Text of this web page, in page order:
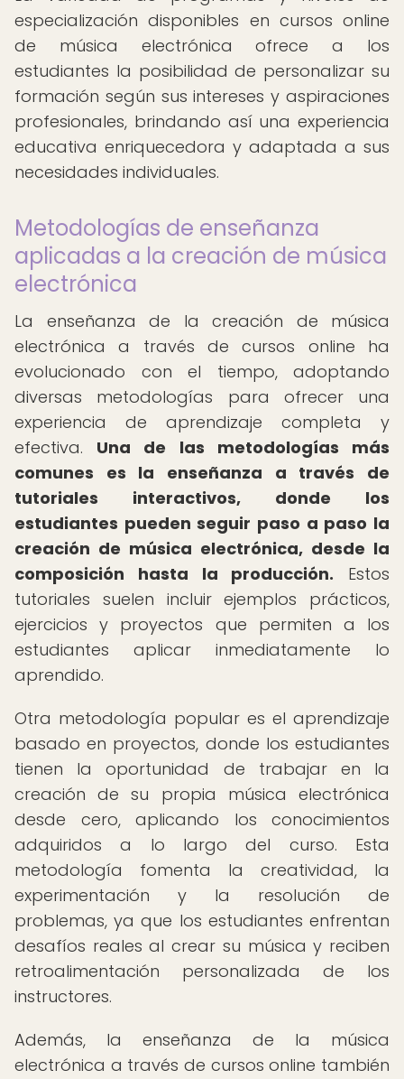
especialización disponibles en cursos online
de música electrónica ofrece a los
estudiantes la posibilidad de personalizar su
formación según sus intereses y aspiraciones
profesionales, brindando así una experiencia
educativa enriquecedora y adaptada a sus
necesidades individuales.
Metodologías de enseñanza
aplicadas a la creación de música
electrónica
La enseñanza de la creación de música
electrónica a través de cursos online ha
evolucionado con el tiempo, adoptando
diversas metodologías para ofrecer una
experiencia de aprendizaje completa y
efectiva. Una de las metodologías más
comunes es la enseñanza a través de
tutoriales interactivos, donde los
estudiantes pueden seguir paso a paso la
creación de música electrónica, desde la
composición hasta la producción. Estos
tutoriales suelen incluir ejemplos prácticos,
ejercicios y proyectos que permiten a los
estudiantes aplicar inmediatamente lo
aprendido.
Otra metodología popular es el aprendizaje
basado en proyectos, donde los estudiantes
tienen la oportunidad de trabajar en la
creación de su propia música electrónica
desde cero, aplicando los conocimientos
adquiridos a lo largo del curso. Esta
metodología fomenta la creatividad, la
experimentación y la resolución de
problemas, ya que los estudiantes enfrentan
desafíos reales al crear su música y reciben
retroalimentación personalizada de los
instructores.
Además, la enseñanza de la música
electrónica a través de cursos online también